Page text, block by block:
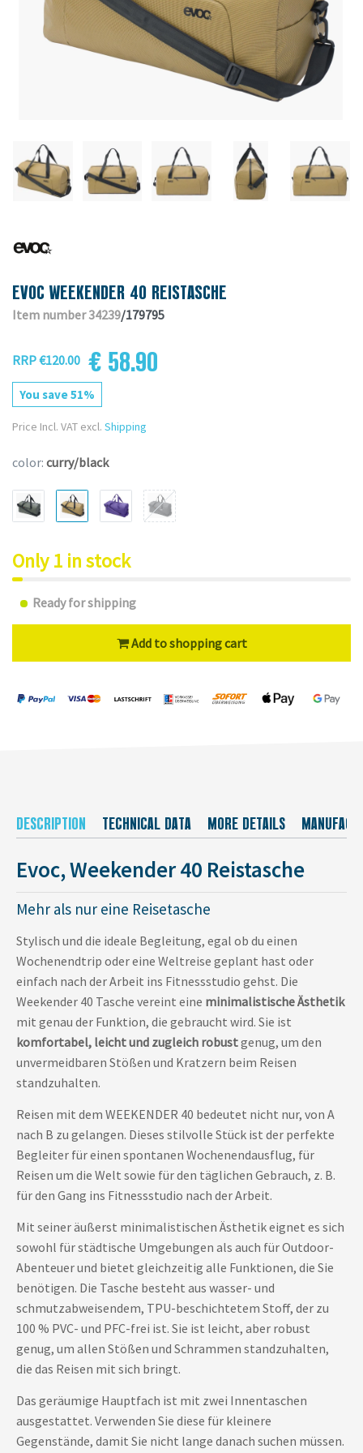
EVOC WEEKENDER 40 REISTASCHE
Item number 34239/179795
RRP €120.00 € 58.90
You save 51%
Price Incl. VAT excl. Shipping
color: curry/black
Only 1 in stock
Ready for shipping
Add to shopping cart
DESCRIPTION TECHNICAL DATA MORE DETAILS
Evoc, Weekender 40 Reistasche
Mehr als nur eine Reisetasche
Stylisch und die ideale Begleitung, egal ob du einen
Wochenendtrip oder eine Weltreise geplant hast oder
einfach nach der Arbeit ins Fitnessstudio gehst. Die
Weekender 40 Tasche vereint eine minimalistische Ästhetik
mit genau der Funktion, die gebraucht wird. Sie ist
komfortabel, leicht und zugleich robustgenug, um den
unvermeidbaren Stößen und Kratzern beim Reisen
standzuhalten.
Reisen mit dem WEEKENDER 40 bedeutet nicht nur, von A
nach B zu gelangen. Dieses stilvolle Stück ist der perfekte
Begleiter für einen spontanen Wochenendausflug, für
Reisen um die Welt sowie für den täglichen Gebrauch, z. B.
für den Gang ins Fitnessstudio nach der Arbeit.
Mit seiner äußerst minimalistischen Ästhetik eignet es sich
sowohl für städtische Umgebungen als auch für Outdoor-
Abenteuer und bietet gleichzeitig alle Funktionen, die Sie
benötigen. Die Tasche besteht aus wasser- und
schmutzabweisendem, TPU-beschichtetem Stoff, der zu
100 % PVC- und PFC-frei ist. Sie ist leicht, aber robust
genug, um allen Stößen und Schrammen standzuhalten,
die das Reisen mit sich bringt.
Das geräumige Hauptfach ist mit zwei Innentaschen
ausgestattet. Verwenden Sie diese für kleinere
Gegenstände, damit Sie nicht lange danach suchen müssen.